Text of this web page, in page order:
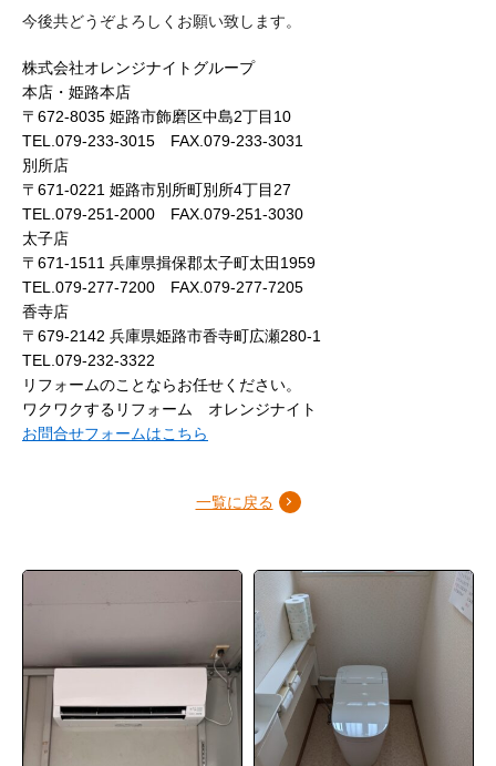
今後共どうぞよろしくお願い致します。
株式会社オレンジナイトグループ
本店・姫路本店
〒672-8035 姫路市飾磨区中島2丁目10
TEL.079-233-3015 FAX.079-233-3031
別所店
〒671-0221 姫路市別所町別所4丁目27
TEL.079-251-2000 FAX.079-251-3030
太子店
〒671-1511 兵庫県揖保郡太子町太田1959
TEL.079-277-7200 FAX.079-277-7205
香寺店
〒679-2142 兵庫県姫路市香寺町広瀬280-1
TEL.079-232-3322
リフォームのことならお任せください。
ワクワクするリフォーム オレンジナイト
お問合せフォームはこちら
一覧に戻る